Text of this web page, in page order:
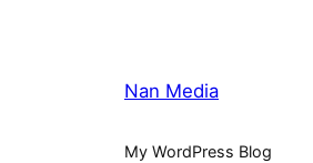
Nan Media
My WordPress Blog